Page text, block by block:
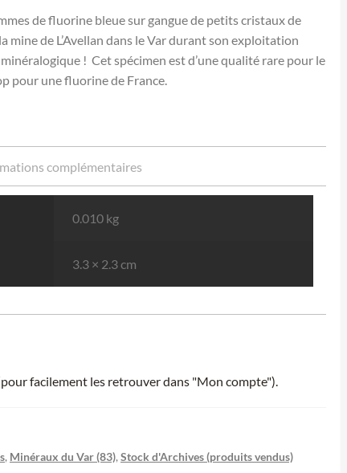
de fluorine bleue sur gangue de petits cristaux de
de L’Avellan dans le Var durant son exploitation
! Cet spécimen est d’une qualité rare pour le
pour une fluorine de France.
complémentaires
0.010 kg
3.3 × 2.3 cm
facilement les retrouver dans "Mon compte").
, Minéraux du Var (83), Stock d'Archives (produits vendus)